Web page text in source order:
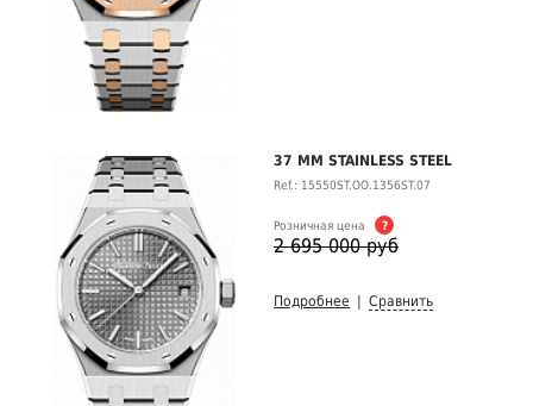
37 MM STAINLESS STEEL
Ref.: 15550ST.OO.1356ST.07
Розничная цена ?
2 695 000 руб
Подробнее Сравнить